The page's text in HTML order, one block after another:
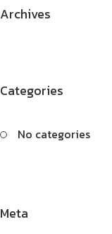
Archives
Categories
No categories
Meta